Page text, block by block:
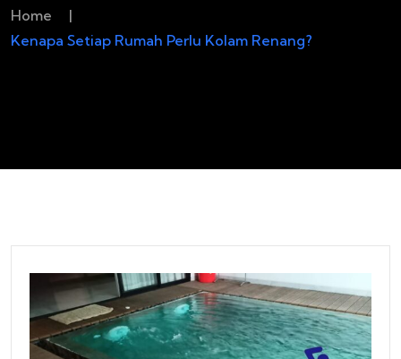
Home
|
Kenapa Setiap Rumah Perlu Kolam Renang?